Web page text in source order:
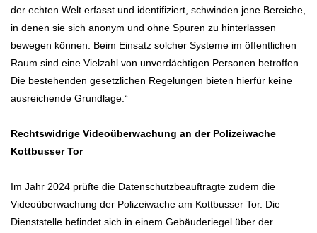
der echten Welt erfasst und identifiziert, schwinden jene Bereiche,
in denen sie sich anonym und ohne Spuren zu hinterlassen
bewegen können. Beim Einsatz solcher Systeme im öffentlichen
Raum sind eine Vielzahl von unverdächtigen Personen betroffen.
Die bestehenden gesetzlichen Regelungen bieten hierfür keine
ausreichende Grundlage.“
Rechtswidrige Videoüberwachung an der Polizeiwache
Kottbusser Tor
Im Jahr 2024 prüfte die Datenschutzbeauftragte zudem die
Videoüberwachung der Polizeiwache am Kottbusser Tor. Die
Dienststelle befindet sich in einem Gebäuderiegel über der